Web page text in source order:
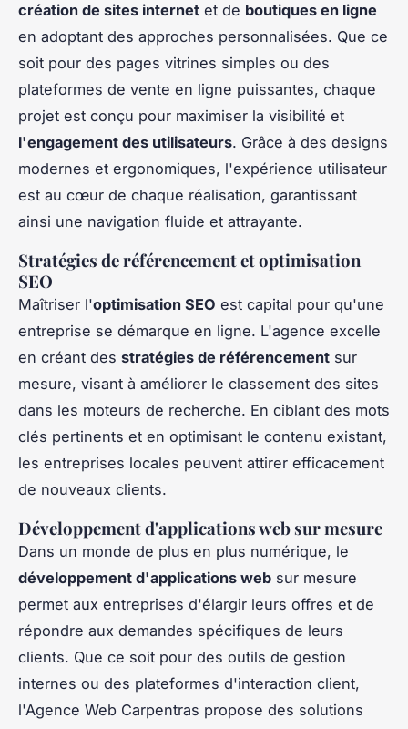
création de sites internet et de boutiques en ligne
en adoptant des approches personnalisées. Que ce
soit pour des pages vitrines simples ou des
plateformes de vente en ligne puissantes, chaque
projet est conçu pour maximiser la visibilité et
l'engagement des utilisateurs. Grâce à des designs
modernes et ergonomiques, l'expérience utilisateur
est au cœur de chaque réalisation, garantissant
ainsi une navigation fluide et attrayante.
Stratégies de référencement et optimisation
SEO
Maîtriser l'optimisation SEO est capital pour qu'une
entreprise se démarque en ligne. L'agence excelle
en créant des stratégies de référencement sur
mesure, visant à améliorer le classement des sites
dans les moteurs de recherche. En ciblant des mots
clés pertinents et en optimisant le contenu existant,
les entreprises locales peuvent attirer efficacement
de nouveaux clients.
Développement d'applications web sur mesure
Dans un monde de plus en plus numérique, le
développement d'applications web sur mesure
permet aux entreprises d'élargir leurs offres et de
répondre aux demandes spécifiques de leurs
clients. Que ce soit pour des outils de gestion
internes ou des plateformes d'interaction client,
l'Agence Web Carpentras propose des solutions